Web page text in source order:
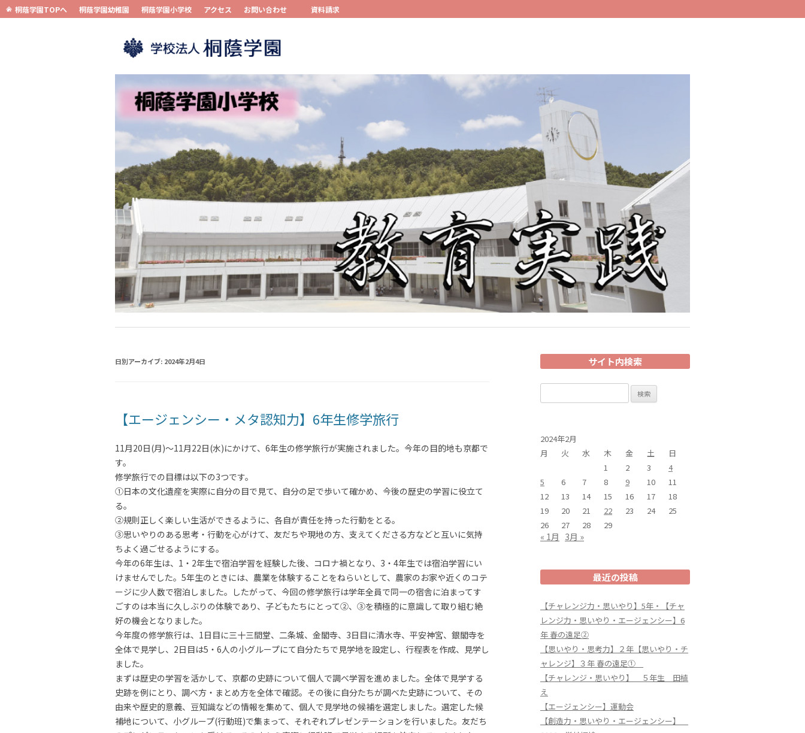
桐蔭学園TOPへ 桐蔭学園幼稚園 桐蔭学園小学校 アクセス お問い合わせ 資料請求
コンテンツへスキップ
日別アーカイブ: 2024年2月4日
【エージェンシー・メタ認知力】6年生修学旅行
11月20日(月)～11月22日(水)にかけて、6年生の修学旅行が実施されました。今年の目的地も京都で
す。
修学旅行での目標は以下の3つです。
①日本の文化遺産を実際に自分の目で見て、自分の足で歩いて確かめ、今後の歴史の学習に役立て
る。
②規則正しく楽しい生活ができるように、各自が責任を持った行動をとる。
③思いやりのある思考・行動を心がけて、友だちや現地の方、支えてくださる方などと互いに気持
ちよく過ごせるようにする。
今年の6年生は、1・2年生で宿泊学習を経験した後、コロナ禍となり、3・4年生では宿泊学習にい
けませんでした。5年生のときには、農業を体験することをねらいとして、農家のお家や近くのコテ
ージに少人数で宿泊しました。したがって、今回の修学旅行は学年全員で同一の宿舎に泊まってす
ごすのは本当に久しぶりの体験であり、子どもたちにとって②、③を積極的に意識して取り組む絶
好の機会となりました。
今年度の修学旅行は、1日目に三十三間堂、二条城、金閣寺、3日目に清水寺、平安神宮、銀閣寺を
全体で見学し、2日目は5・6人の小グループにて自分たちで見学地を設定し、行程表を作成、見学し
ました。
まずは歴史の学習を活かして、京都の史跡について個人で調べ学習を進めました。全体で見学する
史跡を例にとり、調べ方・まとめ方を全体で確認。その後に自分たちが調べた史跡について、その
由来や歴史的意義、豆知識などの情報を集めて、個人で見学地の候補を選定しました。選定した候
補地について、小グループ(行動班)で集まって、それぞれプレゼンテーションを行いました。友だち
サイト内検索
索:
2024年2月
月
火 水 木 金 土
日
1
2 3
4
5
6 7 8 9 10
11
12
13 14 15 16 17
18
19
20 21 22 23 24
25
26
27 28 29
« 1月 3月 »
最近の投稿
【チャレンジ力・思いやり】5年・【チャ
レンジ力・思いやり・エージェンシー】6
年 春の遠足②
【思いやり・思考力】２年【思いやり・チ
ャレンジ】３年 春の遠足①
【チャレンジ・思いやり】 ５年生 田植
え
【エージェンシー】運動会
【創造力・思いやり・エージェンシー】